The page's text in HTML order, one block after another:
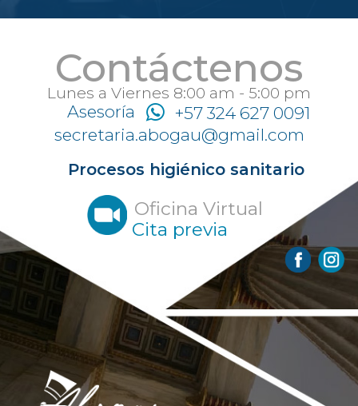
Contáctenos
Lunes a Viernes 8:00 am - 5:00 pm
Asesoría +57 324 627 0091
Oficina Virtual
Cita previa
secretaria.abogau@gmail.com
Procesos higiénico sanitario